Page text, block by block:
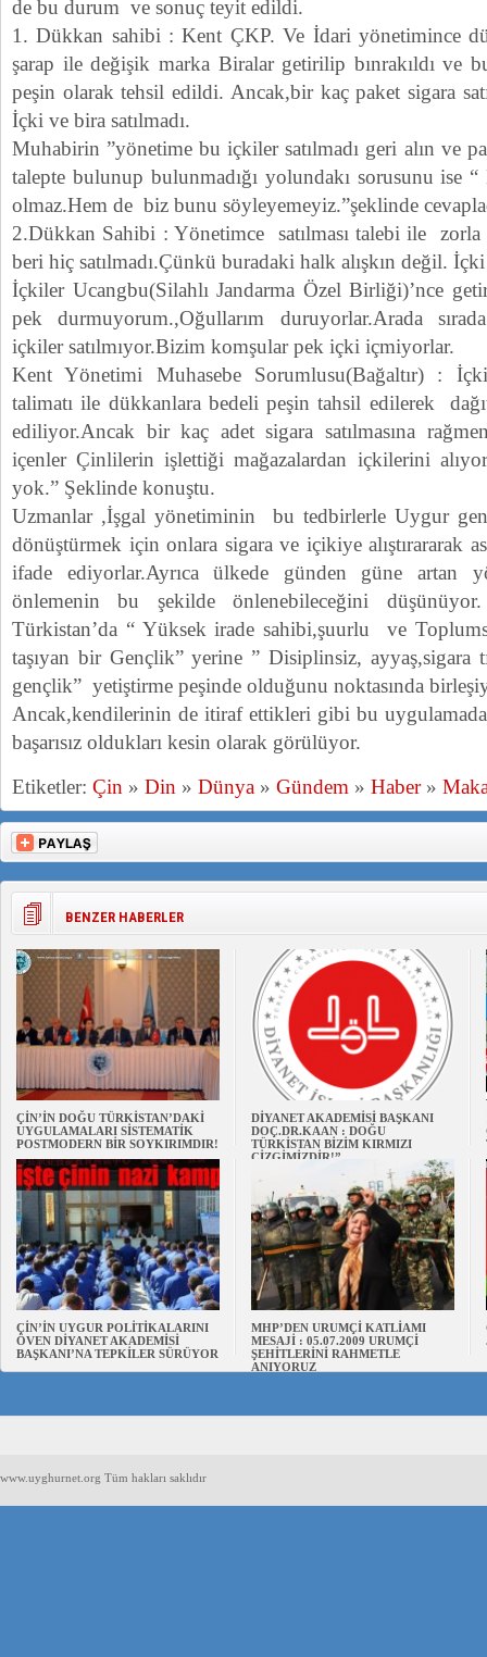
de bu durum ve sonuç teyit edildi.
1. Dükkan sahibi : Kent ÇKP. Ve İdari yönetimince
şarap ile değişik marka Biralar getirilip bınrakıldı ve
peşin olarak tehsil edildi. Ancak,bir kaç paket sigara
İçki ve bira satılmadı.
Muhabirin ”yönetime bu içkiler satılmadı geri alın ve
talepte bulunup bulunmadığı yolundakı sorusunu ise
olmaz.Hem de biz bunu söyleyemeyiz.”şeklinde
2.Dükkan Sahibi : Yönetimce satılması talebi ile zorla
beri hiç satılmadı.Çünkü buradaki halk alışkın değil.
İçkiler Ucangbu(Silahlı Jandarma Özel Birliği)’nce
pek durmuyorum.,Oğullarım duruyorlar.Arada
içkiler satılmıyor.Bizim komşular pek içki içmiyorlar.
Kent Yönetimi Muhasebe Sorumlusu(Bağaltır) :
talimatı ile dükkanlara bedeli peşin tahsil edilerek
ediliyor.Ancak bir kaç adet sigara satılmasına
içenler Çinlilerin işlettiği mağazalardan içkilerini
yok.” Şeklinde konuştu.
Uzmanlar ,İşgal yönetiminin bu tedbirlerle Uygur
dönüştürmek için onlara sigara ve içikiye alıştırararak
ifade ediyorlar.Ayrıca ülkede günden güne artan
önlemenin bu şekilde önlenebileceğini
Türkistan’da “ Yüksek irade sahibi,şuurlu ve
taşıyan bir Gençlik” yerine ” Disiplinsiz, ayyaş,sigara
gençlik” yetiştirme peşinde olduğunu noktasında
Ancak,kendilerinin de itiraf ettikleri gibi bu
başarısız oldukları kesin olarak görülüyor.
Etiketler: Çin » Din » Dünya » Gündem » Haber»
BENZER HABERLER
ÇİN’İN DOĞU TÜRKİSTAN’DAKİ
UYGULAMALARI SİSTEMATİK
POSTMODERN BİR SOYKIRIMDIR!
DİYANET AKADEMİSİ BAŞKANI
DOÇ.DR.KAAN : DOĞU
TÜRKİSTAN BİZİM KIRMIZI
ÇİZGİMİZDİR!”
ÇİN’İN UYGUR POLİTİKALARINI
ÖVEN DİYANET AKADEMİSİ
BAŞKANI’NA TEPKİLER SÜRÜYOR
MHP’DEN URUMÇİ KATLİAMI
MESAJİ : 05.07.2009 URUMÇİ
ŞEHİTLERİNİ RAHMETLE
ANIYORUZ
www.uyghurnet.org Tüm hakları saklıdır